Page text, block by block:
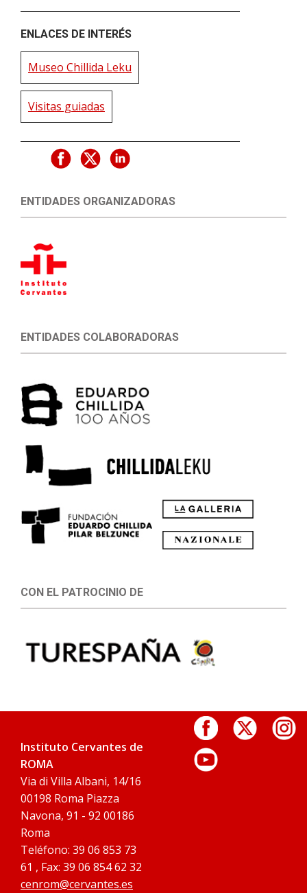
ENLACES DE INTERÉS
Museo Chillida Leku
Visitas guiadas
ENTIDADES ORGANIZADORAS
ENTIDADES COLABORADORAS
CON EL PATROCINIO DE
Instituto Cervantes de
ROMA
Via di Villa Albani, 14/16
00198 Roma Piazza
Navona, 91 - 92 00186
Roma
Teléfono: 39 06 853 73
61 , Fax: 39 06 854 62 32
cenrom@cervantes.es